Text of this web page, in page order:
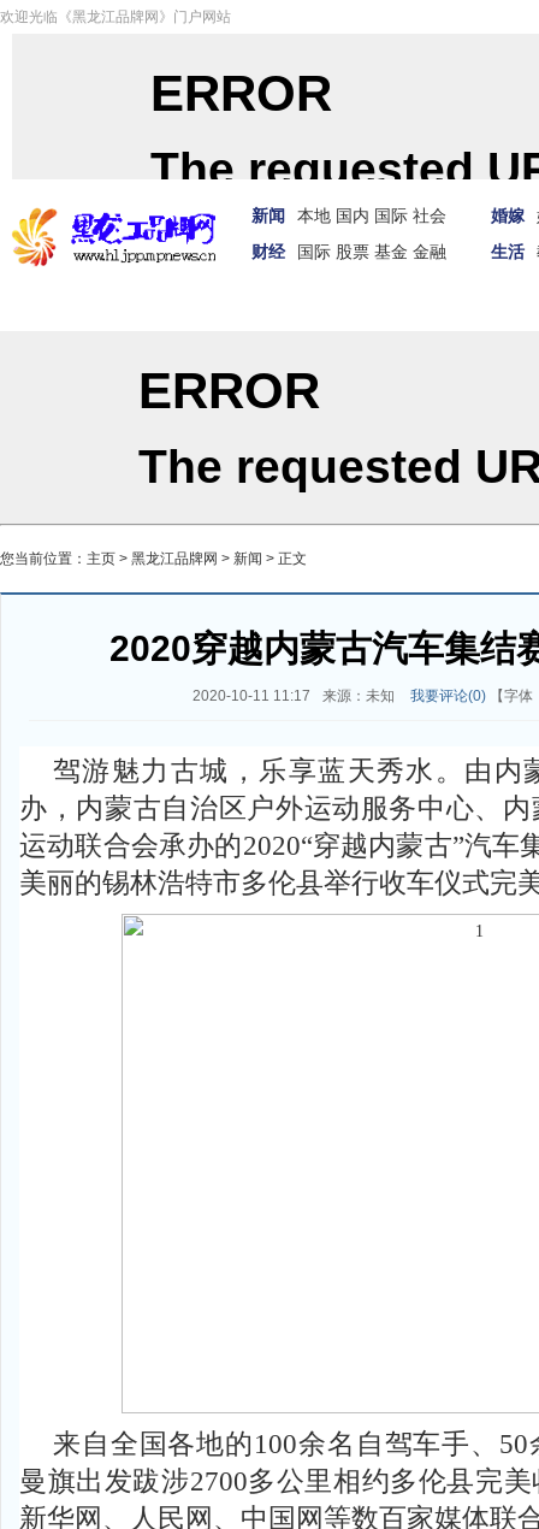
欢迎光临《黑龙江品牌网》门户网站
新闻 本地 国内 国际 社会
财经
国际 股票 基金 金融
婚嫁
生活
您当前位置： 主页 > 黑龙江品牌网 > 新闻 > 正文
2020穿越内蒙古汽车集结
2020-10-11 11:17 来源：未知 我要评论(0) 【字体
驾游魅力古城，乐享蓝天秀水。由内
办，内蒙古自治区户外运动服务中心、
运动联合会承办的2020“穿越内蒙古”汽车
美丽的锡林浩特市多伦县举行收车仪式完
来自全国各地的100余名自驾车手、
曼旗出发跋涉2700多公里相约多伦县完
新华网、人民网、中国网等数百家媒体联